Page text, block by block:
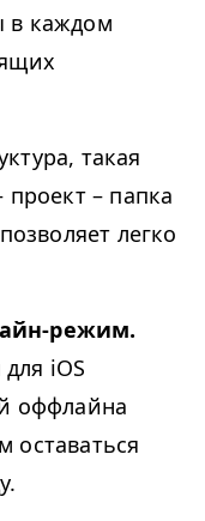
в каждом
такая
проект – папка
легко
режим.
iOS
оффлайна
оставаться